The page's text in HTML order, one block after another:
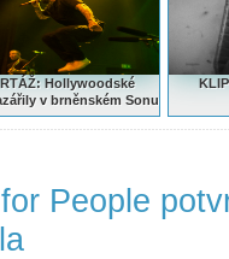
Hollywoodské
v brněnském Sonu
People